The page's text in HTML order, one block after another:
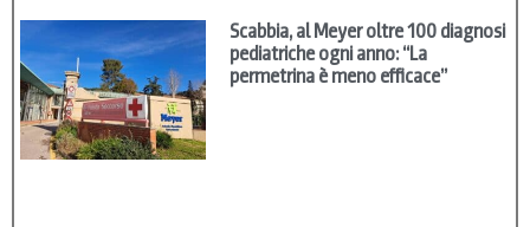
Scabbia, al Meyer oltre 100 diagnosi
pediatriche ogni anno: “La
permetrina è meno efficace”